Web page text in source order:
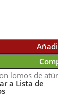
lomos de
a Lista de